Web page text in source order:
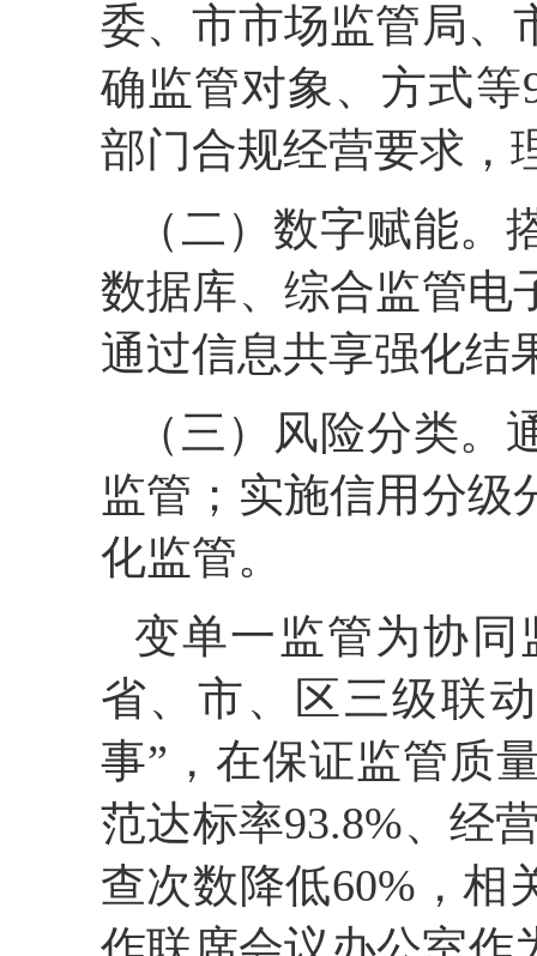
委、市市场监管局、
确监管对象、方式等
部门合规经营要求，
（二）数字赋能。
数据库、综合监管电
通过信息共享强化结
（三）风险分类。
监管；实施信用分级
化监管。
变单一监管为协
省、市、区三级联
事”，在保证监管质
范达标率93.8%、经
查次数降低60%，相